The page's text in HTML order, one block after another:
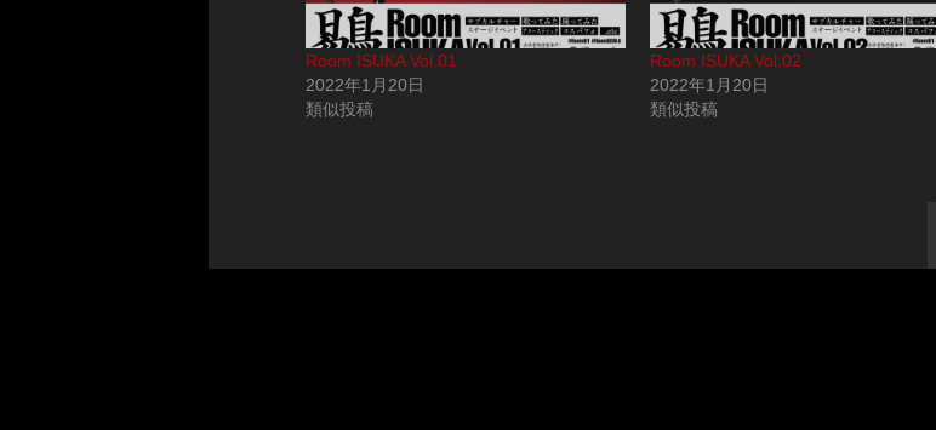
Room ISUKA Vol.01
2022年1月20日
類似投稿
Room ISUKA Vol.02
2022年1月20日
類似投稿